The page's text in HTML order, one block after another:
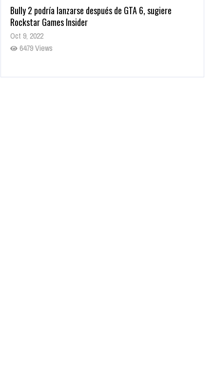
Bully 2 podría lanzarse después de GTA 6, sugiere
Rockstar Games Insider
Oct 9, 2022
6479 Views
Rumor: Se filtran los primeros detalles de Resident Evil